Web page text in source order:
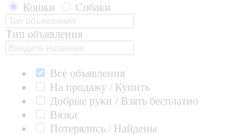
Кошки
Собаки
Тип объявления
Все объявления
На продажу / Купить
Добрые руки / Взять бесплатно
Вязка
Потерялись / Найдены